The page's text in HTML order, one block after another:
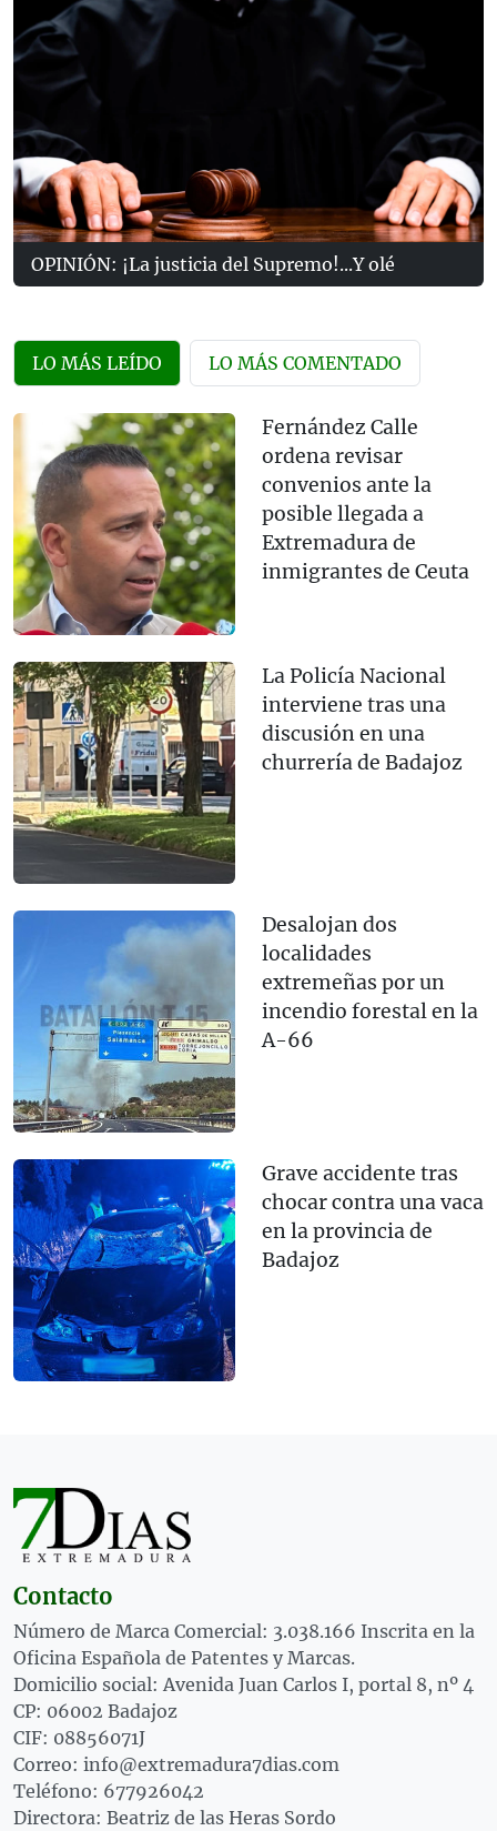
OPINIÓN: ¡La justicia del Supremo!...Y olé
LO MÁS LEÍDO LO MÁS COMENTADO
Fernández Calle
ordena revisar
convenios ante la
posible llegada a
Extremadura de
inmigrantes de Ceuta
La Policía Nacional
interviene tras una
discusión en una
churrería de Badajoz
Desalojan dos
localidades
extremeñas por un
incendio forestal en la
A-66
Grave accidente tras
chocar contra una vaca
en la provincia de
Badajoz
Contacto
Número de Marca Comercial: 3.038.166 Inscrita en la
Oficina Española de Patentes y Marcas.
Domicilio social: Avenida Juan Carlos I, portal 8, nº 4
CP: 06002 Badajoz
CIF: 08856071J
Correo: info@extremadura7dias.com
Teléfono: 677926042
Directora: Beatriz de las Heras Sordo